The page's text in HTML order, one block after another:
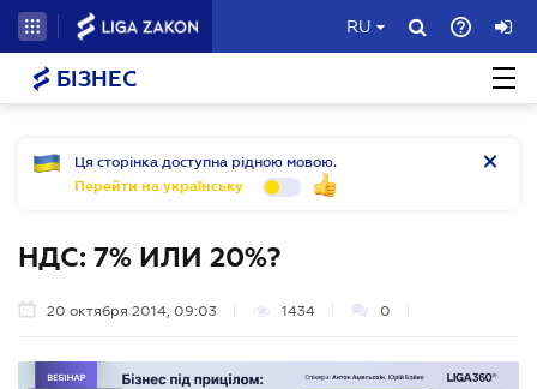
RU
БІЗНЕС
Ця сторінка доступна рідною мовою.
Перейти на українську
НДС: 7% ИЛИ 20%?
20 октября 2014, 09:03 1434 0